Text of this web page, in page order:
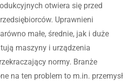
otwiera się przed
Uprawnieni
małe, średnie, jak i duże
maszyny i urządzenia
normy. Branże
na ten problem to m.in. przemysł